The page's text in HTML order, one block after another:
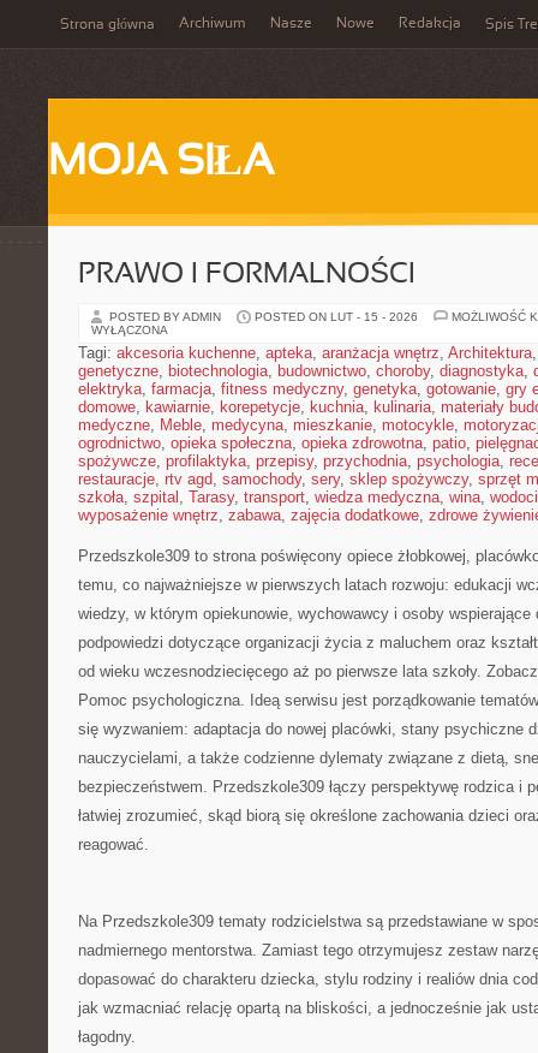
Strona główna Archiwum Nasze Nowe Redakcja Spis
MOJA SIŁA
PRAWO I FORMALNOŚCI
POSTED BY ADMIN POSTED ON LUT - 15 - 2026
MOŻLIWOŚĆ
WYŁĄCZONA
Tagi: akcesoria kuchenne, apteka, aranżacja wnętrz, Architektura
genetyczne, biotechnologia, budownictwo, choroby, diagnostyka,
elektryka, farmacja, fitness medyczny, genetyka, gotowanie, gry
domowe, kawiarnie, korepetycje, kuchnia, kulinaria, materiały
medyczne, Meble, medycyna, mieszkanie, motocykle,
ogrodnictwo, opieka społeczna, opieka zdrowotna, patio,
spożywcze, profilaktyka, przepisy, przychodnia, psychologia,
restauracje, rtv agd, samochody, sery, sklep spożywczy, sprzęt
szkoła, szpital , Tarasy, transport, wiedza medyczna, wina,
wyposażenie wnętrz, zabawa, zajęcia dodatkowe, zdrowe
Przedszkole309 to strona poświęcony opiece żłobkowej,
temu, co najważniejsze w pierwszych latach rozwoju: edukacji
wiedzy, w którym opiekunowie, wychowawcy i osoby
podpowiedzi dotyczące organizacji życia z maluchem oraz
od wieku wczesnodziecięcego aż po pierwsze lata szkoły.
Pomoc psychologiczna. Ideą serwisu jest porządkowanie
się wyzwaniem: adaptacja do nowej placówki, stany psychiczne
nauczycielami, a także codzienne dylematy związane z dietą,
bezpieczeństwem. Przedszkole309 łączy perspektywę rodzica i
łatwiej zrozumieć, skąd biorą się określone zachowania dzieci
reagować.
Na Przedszkole309 tematy rodzicielstwa są przedstawiane w
nadmiernego mentorstwa. Zamiast tego otrzymujesz zestaw
dopasować do charakteru dziecka, stylu rodziny i realiów dnia
jak wzmacniać relację opartą na bliskości, a jednocześnie jak
łagodny.